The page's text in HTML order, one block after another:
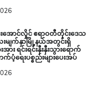
းအောင်လှိုင် ဧရာဝတီတိုင်းဒေသ
းမျက်နှာမြို့နယ်အတွင်းရှိ
း ရင်းရင်းနှီးနှီးသွားရောက်
ပံ့ရေးပစ္စည်းများပေးအပ်